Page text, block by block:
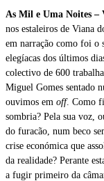
As Mil e Uma Noites –
nos estaleiros de Viana
em narração como foi o
elegíacas dos últimos
colectivo de 600
Miguel Gomes sentado
ouvimos em off. Como
sombria? Pela sua voz,
do furacão, num beco
crise económica que
da realidade? Perante
a fugir primeiro da